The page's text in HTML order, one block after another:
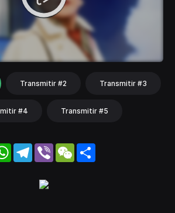
Transmitir #2 Transmitir #3
#4 Transmitir #5
WhatsApp
Telegram
Viber WeChat